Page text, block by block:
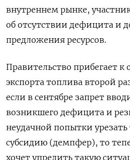
внутреннем рынке,
об отсутствии дефицита и
предложения ресурсов.
Правительство прибегает к
экспорта топлива второй
если в сентябре запрет
возникшего дефицита и
неудачной попытки
субсидию (демпфер), то
хочет упредить такую